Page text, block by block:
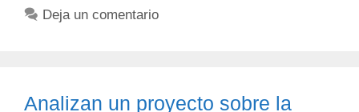
Deja un comentario
Analizan un proyecto sobre la